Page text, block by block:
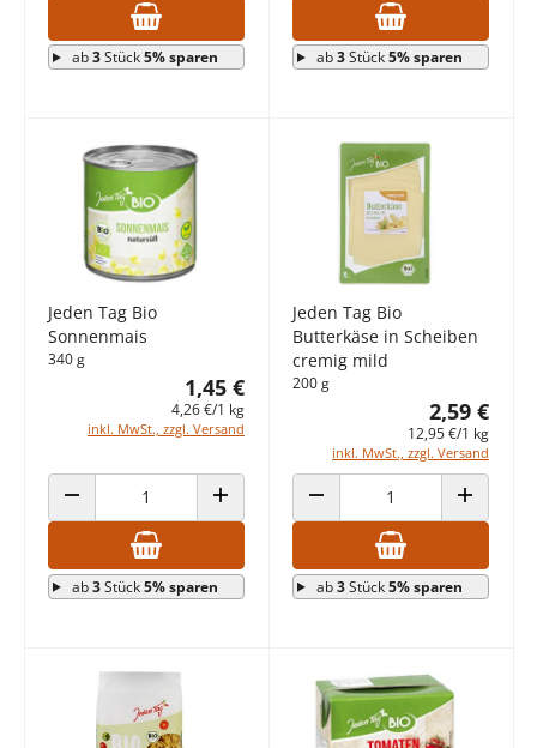
ab3Stück5% sparen ab3Stück5% sparen
Jeden Tag Bio
Sonnenmais
340 g
1,45 €
4,26 €/1 kg
inkl. MwSt., zzgl. Versand
ANZAHL VERRINGERN ANZAHL ERHÖHEN
ab3Stück5% sparen
Jeden Tag Bio
Butterkäse in Scheiben
cremig mild
200 g
2,59 €
12,95 €/1 kg
inkl. MwSt., zzgl. Versand
ANZAHL VERRINGERN ANZAHL
ab3Stück5% sparen